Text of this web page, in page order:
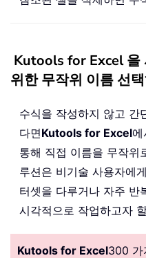
Kutools for Excel 을
위한 무작위 이름 선
수식을 작성하지 않고 간
다면Kutools for Excel
통해 직접 이름을 무작위
루션은 비기술 사용자에
터셋을 다루거나 자주 반
시각적으로 작업하고자
Kutools for Excel300 가